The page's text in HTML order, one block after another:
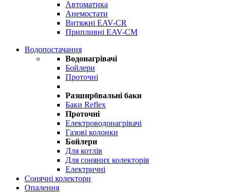
Автоматика
Анемостати
Витяжні EAV-CR
Припливні EAV-CM
Водопостачання
Водонагрівачі
Бойлери
Проточні
Разширбвальні баки
Баки Reflex
Проточні
Електроводонагрівачі
Газові колонки
Бойлери
Для котлів
Для соняних колекторів
Електричні
Сонячні колектори
Опалення